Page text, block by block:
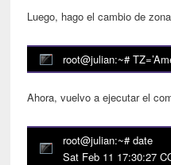
Luego, hago el cambio de
root@julian:~#
Ahora, vuelvo a ejecutar el
root@julian:~# date
Sat Feb 11 17:30:27